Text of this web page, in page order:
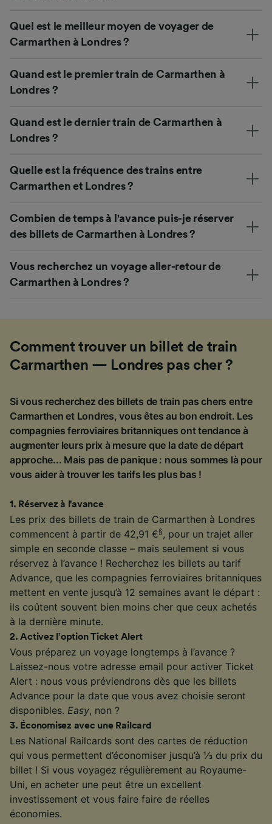
Quel est le meilleur moyen de voyager de
Carmarthen à Londres ?
Quand est le premier train de Carmarthen à
Londres ?
Quand est le dernier train de Carmarthen à
Londres ?
Quelle est la fréquence des trains entre
Carmarthen et Londres ?
Combien de temps à l'avance puis-je réserver
des billets de Carmarthen à Londres ?
Vous recherchez un voyage aller-retour de
Carmarthen à Londres ?
Comment trouver un billet de train
Carmarthen — Londres pas cher ?
Si vous recherchez des billets de train pas chers entre
Carmarthen et Londres, vous êtes au bon endroit. Les
compagnies ferroviaires britanniques ont tendance à
augmenter leurs prix à mesure que la date de départ
approche... Mais pas de panique : nous sommes là pour
vous aider à trouver les tarifs les plus bas !
1. Réservez à l'avance
Les prix des billets de train de Carmarthen à Londres
commencent à partir de 42,91 €§ , pour un trajet aller
simple en seconde classe – mais seulement si vous
réservez à l’avance ! Recherchez les billets au tarif
Advance, que les compagnies ferroviaires britanniques
mettent en vente jusqu’à 12 semaines avant le départ :
ils coûtent souvent bien moins cher que ceux achetés
à la dernière minute.
2.Activez l’option Ticket Alert
Vous préparez un voyage longtemps à l’avance ?
Laissez-nous votre adresse email pour activer Ticket
Alert : nous vous préviendrons dès que les billets
Advance pour la date que vous avez choisie seront
disponibles. Easy, non ?
3. Économisez avec une Railcard
Les National Railcards sont des cartes de réduction
qui vous permettent d’économiser jusqu’à ⅓ du prix du
billet ! Si vous voyagez régulièrement au Royaume-
Uni, en acheter une peut être un excellent
investissement et vous faire faire de réelles
économies.